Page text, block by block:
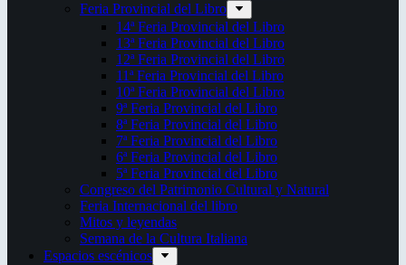
Feria Provincial del Libro
14ª Feria Provincial del Libro
13ª Feria Provincial del Libro
12ª Feria Provincial del Libro
11ª Feria Provincial del Libro
10ª Feria Provincial del Libro
9ª Feria Provincial del Libro
8ª Feria Provincial del Libro
7ª Feria Provincial del Libro
6ª Feria Provincial del Libro
5ª Feria Provincial del Libro
Congreso del Patrimonio Cultural y Natural
Feria Internacional del libro
Mitos y leyendas
Semana de la Cultura Italiana
Espacios escénicos